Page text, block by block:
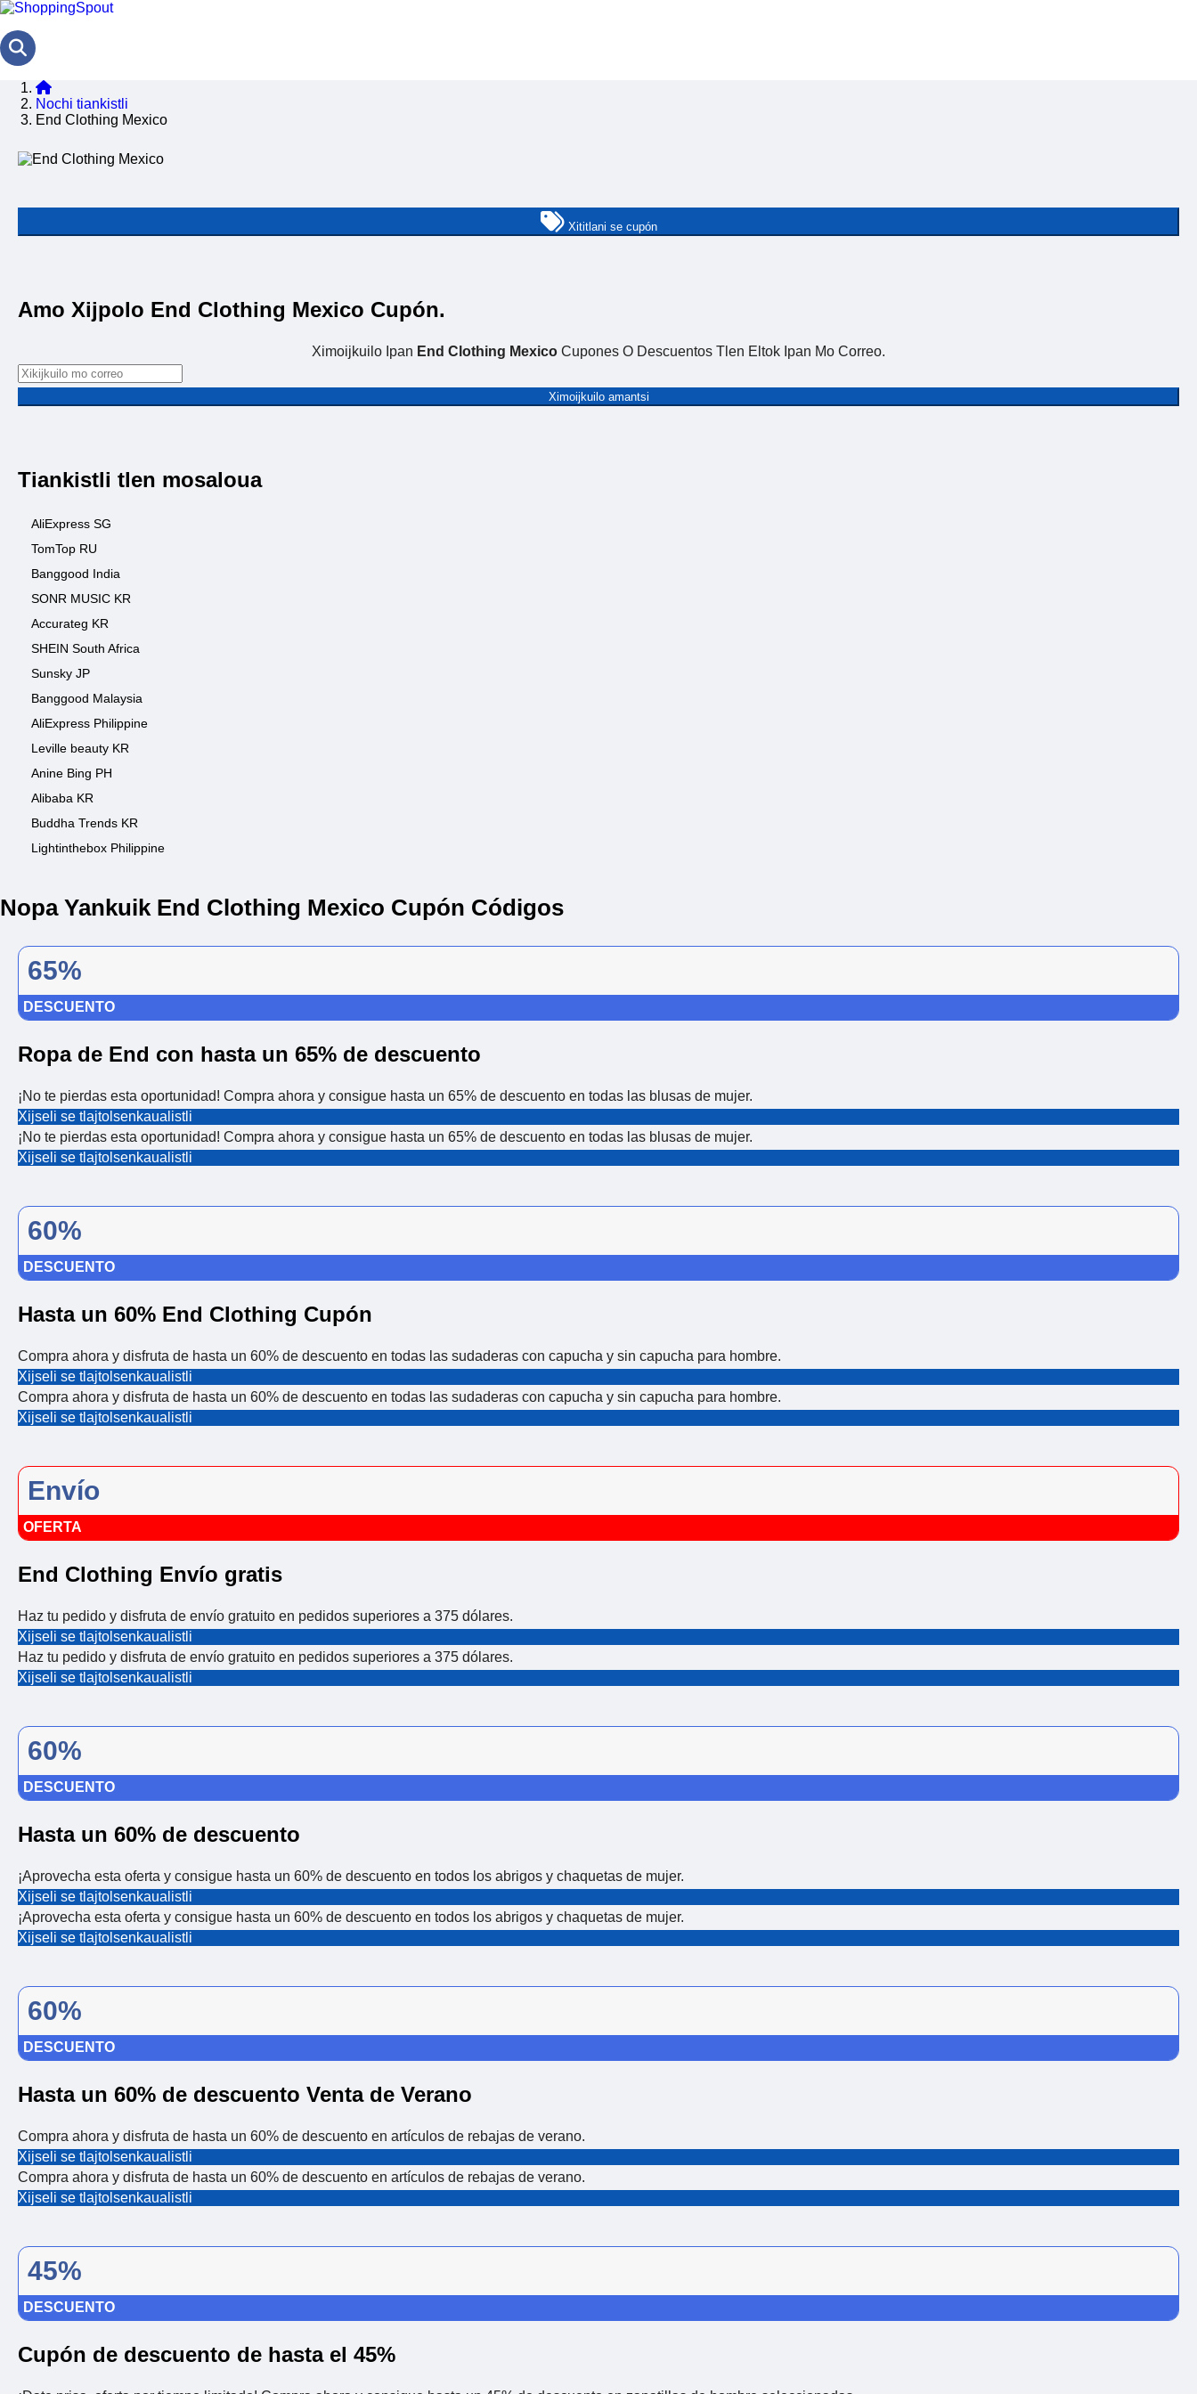
Nochi tiankistli
End Clothing Mexico
Xititlani se cupón
Amo Xijpolo End Clothing Mexico Cupón.
Ximoijkuilo Ipan End Clothing Mexico Cupones O Descuentos Tlen Eltok Ipan Mo Correo.
Ximoijkuilo amantsi
Tiankistli tlen mosaloua
AliExpress SG
TomTop RU
Banggood India
SONR MUSIC KR
Accurateg KR
SHEIN South Africa
Sunsky JP
Banggood Malaysia
AliExpress Philippine
Leville beauty KR
Anine Bing PH
Alibaba KR
Buddha Trends KR
Lightinthebox Philippine
Nopa Yankuik End Clothing Mexico Cupón Códigos
65%
DESCUENTO
Ropa de End con hasta un 65% de descuento
¡No te pierdas esta oportunidad! Compra ahora y consigue hasta un 65% de descuento en todas las blusas de mujer.
Xijseli se tlajtolsenkaualistli
¡No te pierdas esta oportunidad! Compra ahora y consigue hasta un 65% de descuento en todas las blusas de mujer.
Xijseli se tlajtolsenkaualistli
60%
DESCUENTO
Hasta un 60% End Clothing Cupón
Compra ahora y disfruta de hasta un 60% de descuento en todas las sudaderas con capucha y sin capucha para hombre.
Xijseli se tlajtolsenkaualistli
Compra ahora y disfruta de hasta un 60% de descuento en todas las sudaderas con capucha y sin capucha para hombre.
Xijseli se tlajtolsenkaualistli
Envío
OFERTA
End Clothing Envío gratis
Haz tu pedido y disfruta de envío gratuito en pedidos superiores a 375 dólares.
Xijseli se tlajtolsenkaualistli
Haz tu pedido y disfruta de envío gratuito en pedidos superiores a 375 dólares.
Xijseli se tlajtolsenkaualistli
60%
DESCUENTO
Hasta un 60% de descuento
¡Aprovecha esta oferta y consigue hasta un 60% de descuento en todos los abrigos y chaquetas de mujer.
Xijseli se tlajtolsenkaualistli
¡Aprovecha esta oferta y consigue hasta un 60% de descuento en todos los abrigos y chaquetas de mujer.
Xijseli se tlajtolsenkaualistli
60%
DESCUENTO
Hasta un 60% de descuento Venta de Verano
Compra ahora y disfruta de hasta un 60% de descuento en artículos de rebajas de verano.
Xijseli se tlajtolsenkaualistli
Compra ahora y disfruta de hasta un 60% de descuento en artículos de rebajas de verano.
Xijseli se tlajtolsenkaualistli
45%
DESCUENTO
Cupón de descuento de hasta el 45%